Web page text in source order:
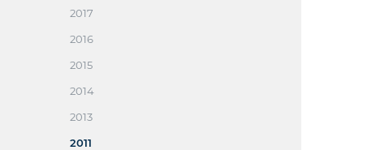
2017
2016
2015
2014
2013
2011